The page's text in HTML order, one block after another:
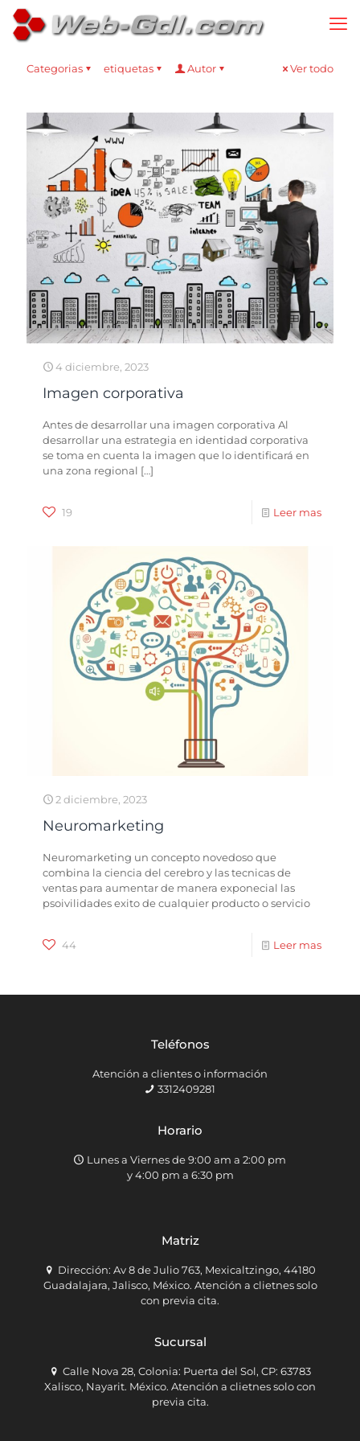
Categorias etiquetas Autor Ver todo
4 diciembre, 2023
Imagen corporativa
Antes de desarrollar una imagen corporativa Al
desarrollar una estrategia en identidad corporativa
se toma en cuenta la imagen que lo identificará en
una zona regional […]
19 Leer mas
2 diciembre, 2023
Neuromarketing
Neuromarketing un concepto novedoso que
combina la ciencia del cerebro y las tecnicas de
ventas para aumentar de manera exponecial las
psoivilidades exito de cualquier producto o servicio
44 Leer mas
Teléfonos
Atención a clientes o información
3312409281
Horario
Lunes a Viernes de 9:00 am a 2:00 pm
y 4:00 pm a 6:30 pm
Matriz
Dirección: Av 8 de Julio 763, Mexicaltzingo, 44180
Guadalajara, Jalisco, México. Atención a clietnes solo
con previa cita.
Sucursal
Calle Nova 28, Colonia: Puerta del Sol, CP: 63783
Xalisco, Nayarit. México. Atención a clietnes solo con
previa cita.